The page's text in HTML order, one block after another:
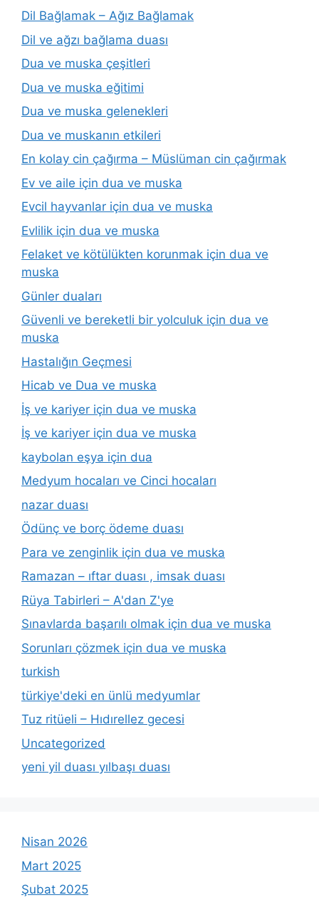
Dil Bağlamak – Ağız Bağlamak
Dil ve ağzı bağlama duası
Dua ve muska çeşitleri
Dua ve muska eğitimi
Dua ve muska gelenekleri
Dua ve muskanın etkileri
En kolay cin çağırma – Müslüman cin çağırmak
Ev ve aile için dua ve muska
Evcil hayvanlar için dua ve muska
Evlilik için dua ve muska
Felaket ve kötülükten korunmak için dua ve
muska
Günler duaları
Güvenli ve bereketli bir yolculuk için dua ve
muska
Hastalığın Geçmesi
Hicab ve Dua ve muska
İş ve kariyer için dua ve muska
İş ve kariyer için dua ve muska
kaybolan eşya için dua
Medyum hocaları ve Cinci hocaları
nazar duası
Ödünç ve borç ödeme duası
Para ve zenginlik için dua ve muska
Ramazan – ıftar duası , imsak duası
Rüya Tabirleri – A'dan Z'ye
Sınavlarda başarılı olmak için dua ve muska
Sorunları çözmek için dua ve muska
turkish
türkiye'deki en ünlü medyumlar
Tuz ritüeli – Hıdırellez gecesi
Uncategorized
yeni yil duası yılbaşı duası
Nisan 2026
Mart 2025
Şubat 2025